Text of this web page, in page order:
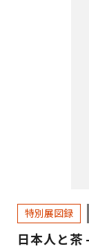
特別展図録
日本人と茶